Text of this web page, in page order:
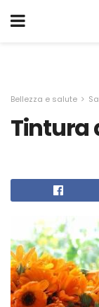
Bellezza e salute
Tintura